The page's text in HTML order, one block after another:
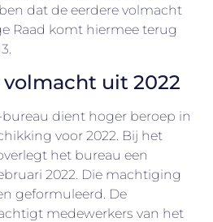
dat de eerdere volmacht
Raad komt hiermee terug
uit 2022
dient hoger beroep in
voor 2022. Bij het
het bureau een
2022. Die machtiging
geformuleerd. De
medewerkers van het